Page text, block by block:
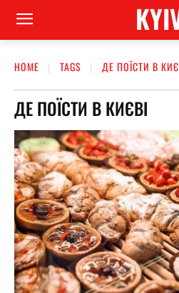
HOME TAGS ДЕ ПОЇСТИ В
ДЕ ПОЇСТИ В КИЄВІ